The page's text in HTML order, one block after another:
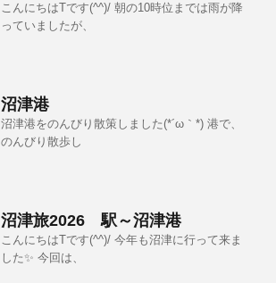
こんにちはTです(^^)/ 朝の10時位までは雨が降
っていましたが、
沼津港
沼津港をのんびり散策しました(*´ω｀*) 港で、
のんびり散歩し
沼津旅2026 駅～沼津港
こんにちはTです(^^)/ 今年も沼津に行って来ま
した✨ 今回は、